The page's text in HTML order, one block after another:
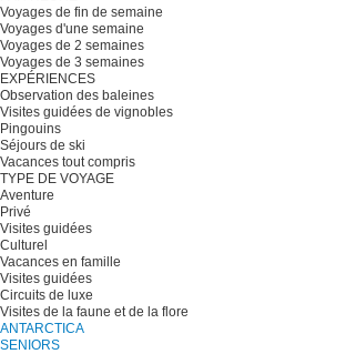
Voyages de fin de semaine
Voyages d'une semaine
Voyages de 2 semaines
Voyages de 3 semaines
EXPÉRIENCES
Observation des baleines
Visites guidées de vignobles
Pingouins
Séjours de ski
Vacances tout compris
TYPE DE VOYAGE
Aventure
Privé
Visites guidées
Culturel
Vacances en famille
Visites guidées
Circuits de luxe
Visites de la faune et de la flore
ANTARCTICA
SENIORS